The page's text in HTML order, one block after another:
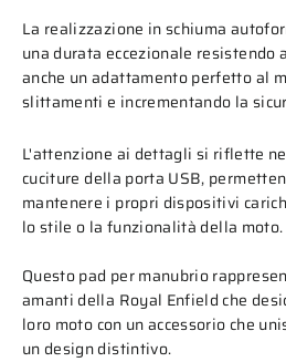
La realizzazione in schiuma
una durata eccezionale resistendo
anche un adattamento perfetto al
slittamenti e incrementando la
L'attenzione ai dettagli si riflette
cuciture della porta USB,
mantenere i propri dispositivi
lo stile o la funzionalità della moto.
Questo pad per manubrio
amanti della Royal Enfield che
loro moto con un accessorio che
un design distintivo.